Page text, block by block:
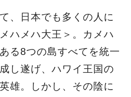
、日本でも多くの人に
ハメハ大王＞。カメハ
る8つの島すべてを統一
し遂げ、ハワイ王国の
雄。しかし、その陰に